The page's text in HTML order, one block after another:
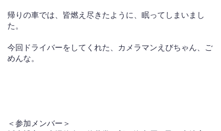
帰りの車では、皆燃え尽きたように、眠ってしまいまし
た。
今回ドライバーをしてくれた、カメラマンえびちゃん、ご
めんな。
＜参加メンバー＞